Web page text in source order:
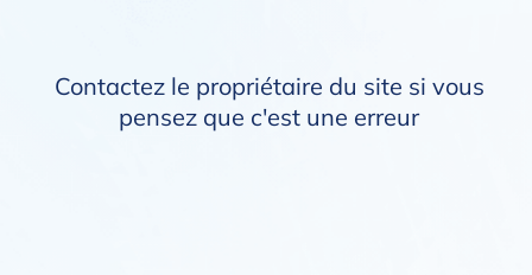
Contactez le propriétaire du site si vous
pensez que c'est une erreur